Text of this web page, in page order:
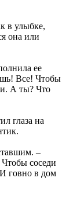
в улыбке,
она или
ее
Все! Чтобы
А ты? Что
глаза на
–
соседи
говно в дом